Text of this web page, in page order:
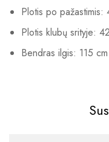
Plotis po pažastimis:
Plotis klubų srityje:
Bendras ilgis: 115 cm